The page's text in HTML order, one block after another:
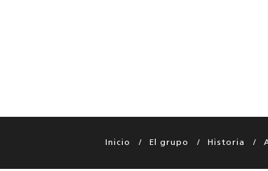
Inicio El grupo Historia